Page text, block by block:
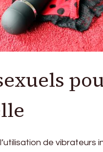
de vibrateurs